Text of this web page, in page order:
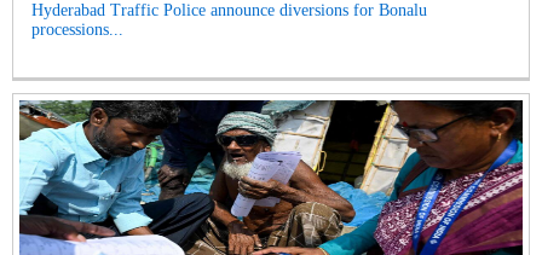
Hyderabad Traffic Police announce diversions for Bonalu
processions...